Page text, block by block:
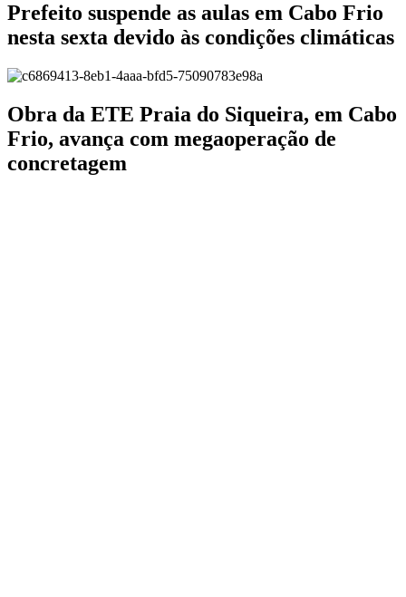
Prefeito suspende as aulas em Cabo Frio
nesta sexta devido às condições climáticas
Obra da ETE Praia do Siqueira, em Cabo
Frio, avança com megaoperação de
concretagem